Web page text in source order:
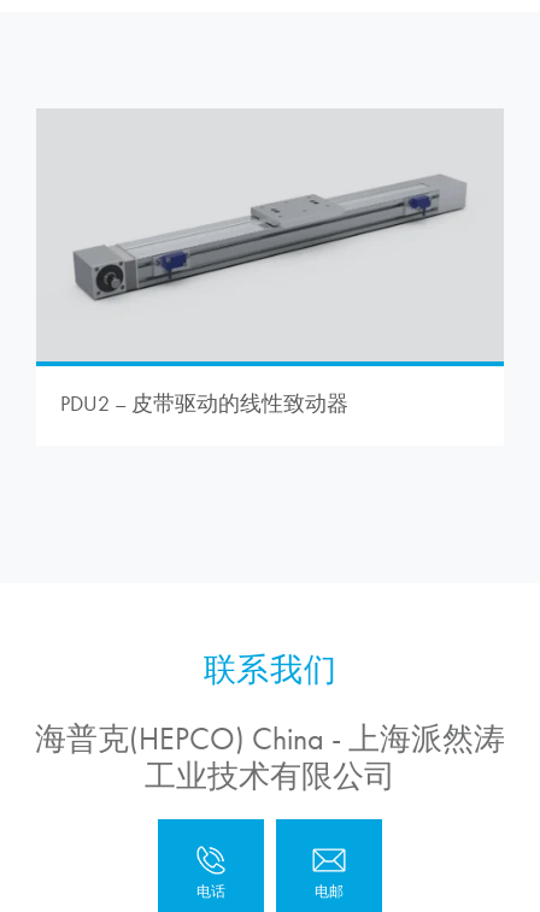
PDU2 – 皮带驱动的线性致动器
海普克(HEPCO) China - 上海派然涛
工业技术有限公司